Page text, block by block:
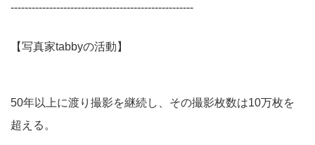
----------------------------------------------------
【写真家tabbyの活動】
50年以上に渡り撮影を継続し、その撮影枚数は10万枚を
超える。